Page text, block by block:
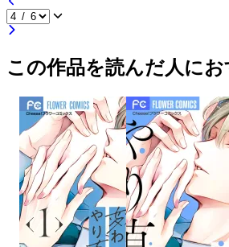
この作品を読んだ人に